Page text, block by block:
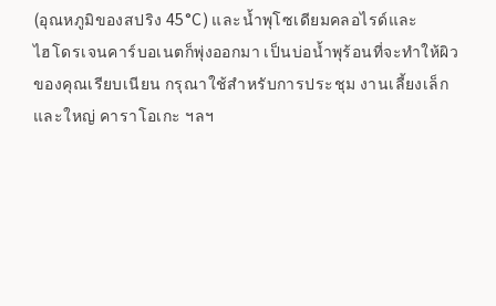
(อุณหภูมิของสปริง 45°C) และน้ำพุโซเดียมคลอไรด์และ
ไฮโดรเจนคาร์บอเนตก็พุ่งออกมา เป็นบ่อน้ำพุร้อนที่จะทำให้ผิว
ของคุณเรียบเนียน กรุณาใช้สำหรับการประชุม งานเลี้ยงเล็ก
และใหญ่ คาราโอเกะ ฯลฯ